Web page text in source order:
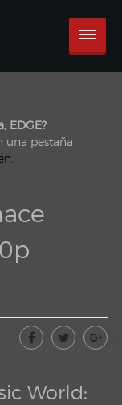
EDGE?
una pestaña
World: